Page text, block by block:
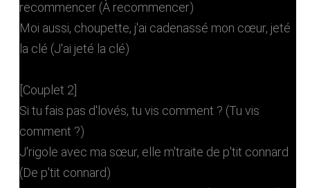
recommencer (À recommencer)
Moi aussi, choupette, j'ai cadenassé mon cœur, jeté
la clé (J'ai jeté la clé)
[Couplet 2]
Si tu fais pas d'lovés, tu vis comment ? (Tu vis
comment ?)
J'rigole avec ma sœur, elle m'traite de p'tit connard
(De p'tit connard)